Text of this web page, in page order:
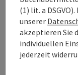
(1) lit. a
unserer
akzeptieren Sie
individuellen
jederzeit